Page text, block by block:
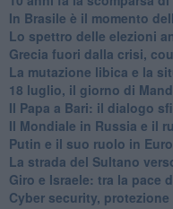
In Brasile è il momento
Lo spettro delle elezioni
Grecia fuori dalla crisi,
La mutazione libica e la
18 luglio, il giorno di
Il Papa a Bari: il dialogo
Il Mondiale in Russia e il
Putin e il suo ruolo in
La strada del Sultano
Giro e Israele: tra la pace
Cyber security,